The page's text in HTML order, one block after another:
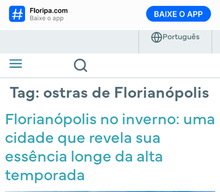
Tag: ostras de Florianópolis
Florianópolis no inverno: uma
cidade que revela sua
essência longe da alta
temporada